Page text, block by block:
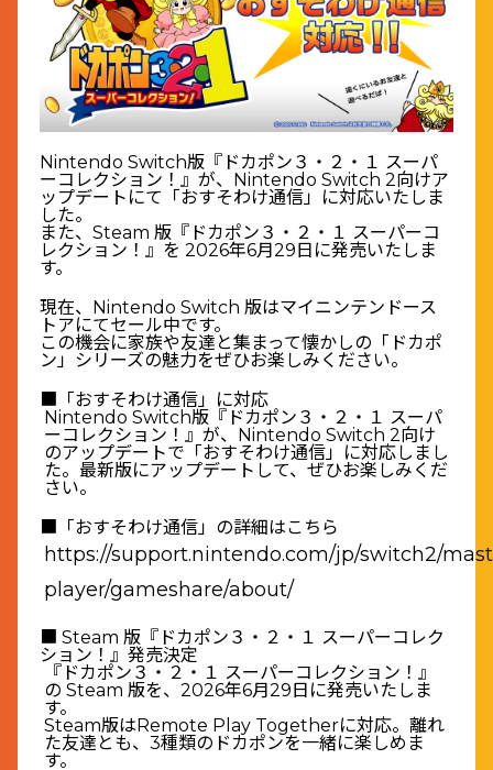
Nintendo Switch版『ドカポン３・２・１ スーパ
ーコレクション！』が、Nintendo Switch 2向けア
ップデートにて「おすそわけ通信」に対応いたしま
した。
また、Steam 版『ドカポン３・２・１ スーパーコ
レクション！』を 2026年6月29日に発売いたしま
す。
現在、Nintendo Switch 版はマイニンテンドース
トアにてセール中です。
この機会に家族や友達と集まって懐かしの「ドカポ
ン」シリーズの魅力をぜひお楽しみください。
■「おすそわけ通信」に対応
Nintendo Switch版『ドカポン３・２・１ スーパ
ーコレクション！』が、Nintendo Switch 2向け
のアップデートで「おすそわけ通信」に対応しまし
た。最新版にアップデートして、ぜひお楽しみくだ
さい。
■「おすそわけ通信」の詳細はこちら
https://support.nintendo.com/jp/switch2/
player/gameshare/about/
■ Steam 版『ドカポン３・２・１ スーパーコレク
ション！』発売決定
『ドカポン３・２・１ スーパーコレクション！』
の Steam 版を、2026年6月29日に発売いたしま
す。
Steam版はRemote Play Togetherに対応。離れ
た友達とも、3種類のドカポンを一緒に楽しめま
す。